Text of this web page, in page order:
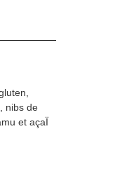
nibs de
et açaÏ